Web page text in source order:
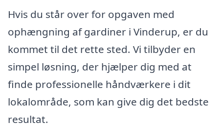
Hvis du står over for opgaven med
ophængning af gardiner i Vinderup, er du
kommet til det rette sted. Vi tilbyder en
simpel løsning, der hjælper dig med at
finde professionelle håndværkere i dit
lokalområde, som kan give dig det bedste
resultat.